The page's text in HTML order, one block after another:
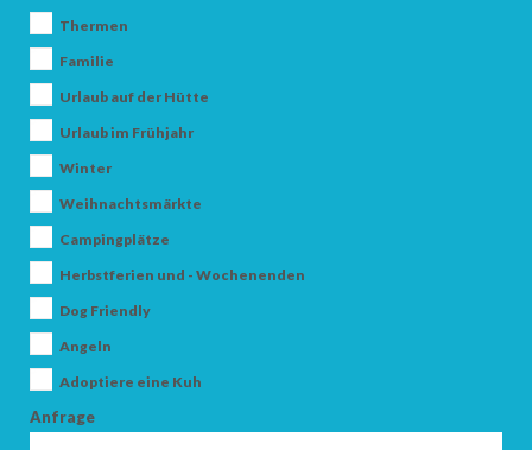
Thermen
Familie
Urlaub auf der Hütte
Urlaub im Frühjahr
Winter
Weihnachtsmärkte
Campingplätze
Herbstferien und - Wochenenden
Dog Friendly
Angeln
Adoptiere eine Kuh
Anfrage